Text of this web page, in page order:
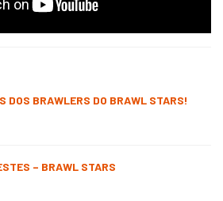
DOS BRAWLERS DO BRAWL STARS!
– BRAWL STARS